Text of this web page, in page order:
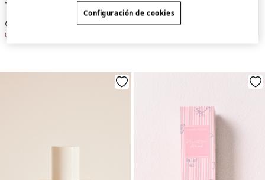
RSD 1.490,00
Uštede
SPF Woman Fragrance
RSD 1.499,00
Configuración de cookies